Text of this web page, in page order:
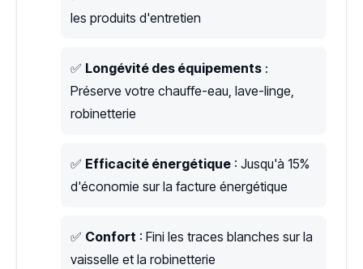
les produits d'entretien
✅ Longévité des équipements :
Préserve votre chauffe-eau, lave-linge,
robinetterie
✅ Efficacité énergétique : Jusqu'à 15%
d'économie sur la facture énergétique
✅ Confort : Fini les traces blanches sur la
vaisselle et la robinetterie